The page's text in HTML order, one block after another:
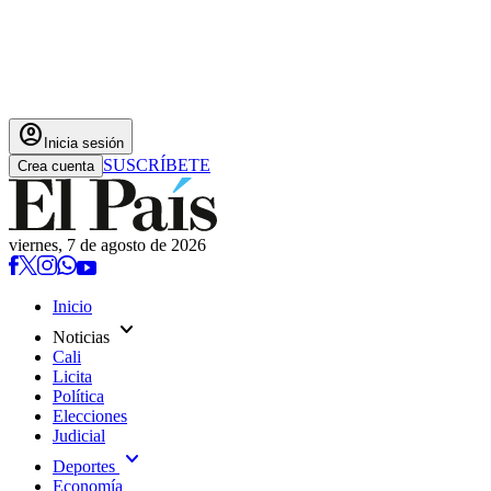
account_circle Inicia sesión
Crea cuenta SUSCRÍBETE
viernes, 7 de agosto de 2026
Inicio
Noticias expand_more
Cali
Licita
Política
Elecciones
Judicial
Deportes expand_more
Economía